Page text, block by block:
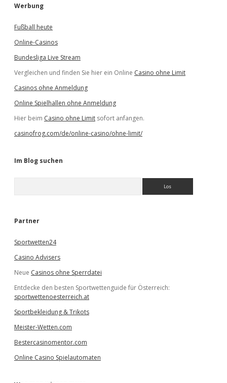
Werbung
Fußball heute
Online-Casinos
Bundesliga Live Stream
Vergleichen und finden Sie hier ein Online Casino ohne Limit
Casinos ohne Anmeldung
Online Spielhallen ohne Anmeldung
Hier beim Casino ohne Limit sofort anfangen.
casinofrog.com/de/online-casino/ohne-limit/
Im Blog suchen
e
Partner
Sportwetten24
Casino Advisers
Neue Casinos ohne Sperrdatei
Entdecke den besten Sportwettenguide für Österreich:
sportwettenoesterreich.at
Sportbekleidung & Trikots
Meister-Wetten.com
Bestercasinomentor.com
Online Casino Spielautomaten